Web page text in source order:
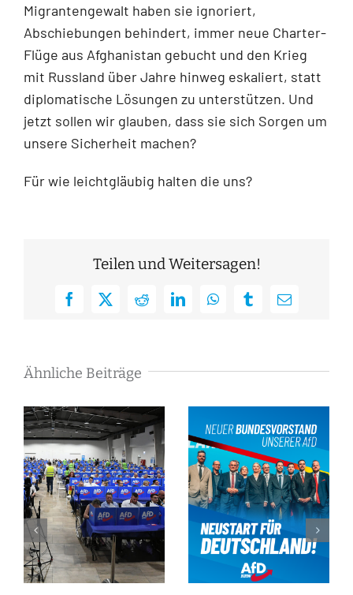
Migrantengewalt haben sie ignoriert,
Abschiebungen behindert, immer neue Charter-
Flüge aus Afghanistan gebucht und den Krieg
mit Russland über Jahre hinweg eskaliert, statt
diplomatische Lösungen zu unterstützen. Und
jetzt sollen wir glauben, dass sie sich Sorgen um
unsere Sicherheit machen?
Für wie leichtgläubig halten die uns?
Teilen und Weitersagen!
Facebook
X RedditLinkedInWhatsAppTumblrE-
Ähnliche Beiträge